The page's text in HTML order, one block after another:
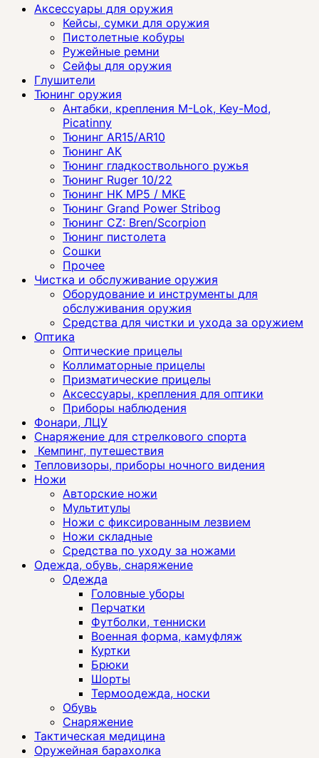
Аксессуары для оружия
Кейсы, сумки для оружия
Пистолетные кобуры
Ружейные ремни
Сейфы для оружия
Глушители
Тюнинг оружия
Антабки, крепления M-Lok, Key-Mod,
Picatinny
Тюнинг AR15/AR10
Тюнинг АК
Тюнинг гладкоствольного ружья
Тюнинг Ruger 10/22
Тюнинг HK MP5 / MKE
Тюнинг Grand Power Stribog
Тюнинг CZ: Bren/Scorpion
Тюнинг пистолета
Сошки
Прочее
Чистка и обслуживание оружия
Оборудование и инструменты для
обслуживания оружия
Средства для чистки и ухода за оружием
Оптика
Оптические прицелы
Коллиматорные прицелы
Призматические прицелы
Аксессуары, крепления для оптики
Приборы наблюдения
Фонари, ЛЦУ
Снаряжение для стрелкового спорта
Кемпинг, путешествия
Тепловизоры, приборы ночного видения
Ножи
Авторские ножи
Мультитулы
Ножи с фиксированным лезвием
Ножи складные
Средства по уходу за ножами
Одежда, обувь, снаряжение
Одежда
Головные уборы
Перчатки
Футболки, тенниски
Военная форма, камуфляж
Куртки
Брюки
Шорты
Термоодежда, носки
Обувь
Снаряжение
Тактическая медицина
Оружейная барахолка